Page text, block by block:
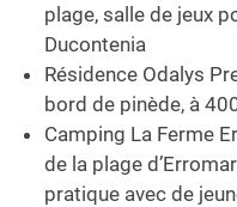
plage, salle de jeux
Ducontenia
Résidence Odalys
bord de pinède, à
Camping La Ferme
de la plage
pratique avec de